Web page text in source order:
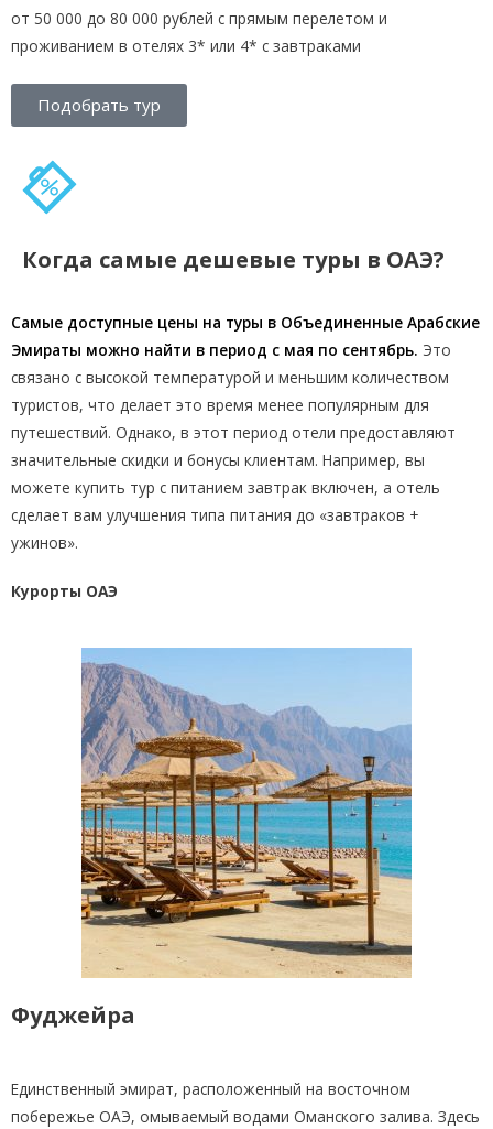
от 50 000 до 80 000 рублей с прямым перелетом и
проживанием в отелях 3* или 4* с завтраками
Подобрать тур
Когда самые дешевые туры в ОАЭ?
Самые доступные цены на туры в Объединенные Арабские
Эмираты можно найти в период с мая по сентябрь. Это
связано с высокой температурой и меньшим количеством
туристов, что делает это время менее популярным для
путешествий. Однако, в этот период отели предоставляют
значительные скидки и бонусы клиентам. Например, вы
можете купить тур с питанием завтрак включен, а отель
сделает вам улучшения типа питания до «завтраков +
ужинов».
Курорты ОАЭ
Фуджейра
Единственный эмират, расположенный на восточном
побережье ОАЭ, омываемый водами Оманского залива. Здесь